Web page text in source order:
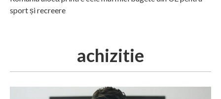
sport și recreere
achizitie